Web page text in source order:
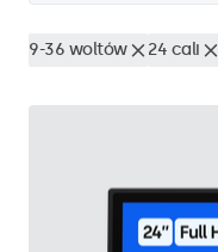
9-36 woltów 24 cali